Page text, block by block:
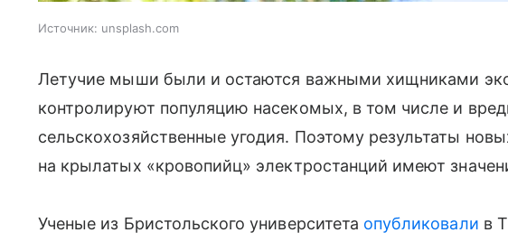
Источник: unsplash.com
Летучие мыши были и остаются важными хищниками
контролируют популяцию насекомых, в том числе и
сельскохозяйственные угодия. Поэтому результаты
на крылатых «кровопийц» электростанций имеют
Ученые из Бристольского университета опубликовали в